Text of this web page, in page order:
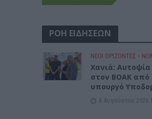
ΡΟΗ ΕΙΔΗΣΕΩΝ
ΝΕΟΙ ΟΡΙΖΟΝΤΕΣ •
Χανιά:
στον ΒΟΑΚ από
υπουργό
6 Αυγούστου 2026